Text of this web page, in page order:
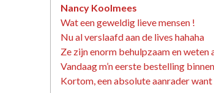
Nancy Koolmees
Wat een geweldig lieve mensen !
Nu al verslaafd aan de lives hahaha
Ze zijn enorm behulpzaam en weten
Vandaag m’n eerste bestelling
Kortom, een absolute aanrader